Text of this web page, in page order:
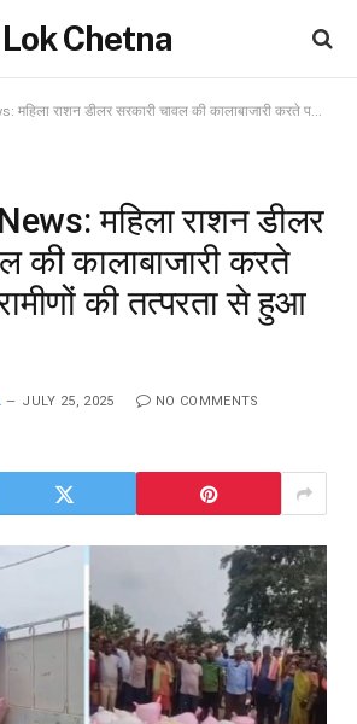
Lok Chetna
डीलर सरकारी चावल की कालाबाजारी करते पकड़ी गई, ग्रामीणों की तत्परता से हुआ भंडाफोड़
महिला राशन डीलर
की कालाबाजारी करते
की तत्परता से हुआ
JULY 25, 2025 NO COMMENTS